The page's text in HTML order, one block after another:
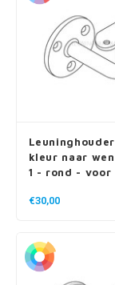
kleur naar
1 - rond - voor
€30,00